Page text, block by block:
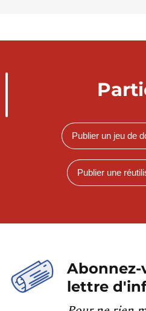
Publier un jeu de
Publier une
Abonnez-
lettre